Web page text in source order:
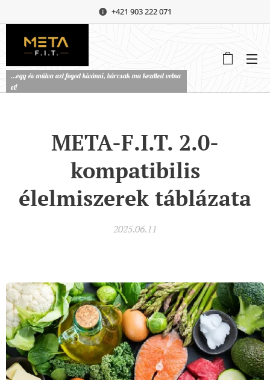
+421 903 222 071
...egy év múlva azt fogod kívánni, bárcsak ma kezdted volna
el!
META-F.I.T. 2.0-
kompatibilis
élelmiszerek táblázata
2025.06.11